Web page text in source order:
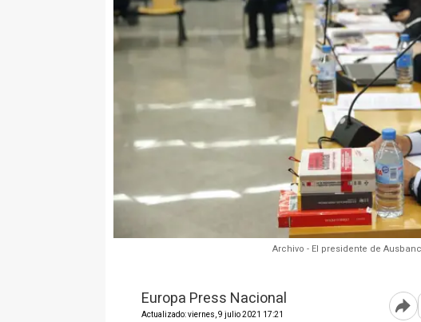
Archivo - El presidente de
Europa Press Nacional
Actualizado: viernes, 9 julio 2021 17:21